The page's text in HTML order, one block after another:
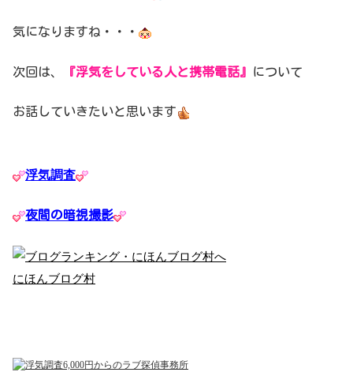
気になりますね・・・
次回は、 『浮気をしている人と携帯電話』 について
お話していきたいと思います
浮気調査
夜間の暗視撮影
にほんブログ村